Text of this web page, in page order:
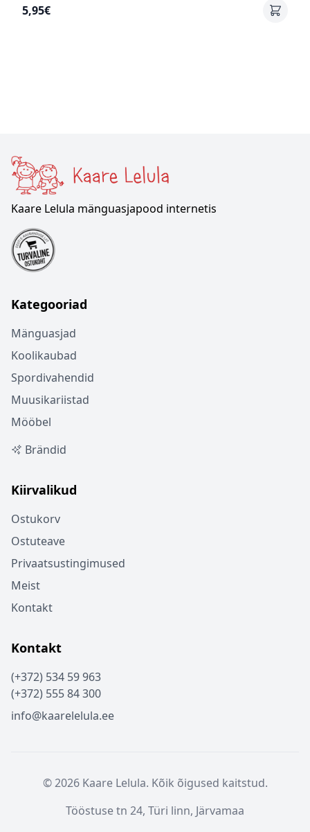
5,95€
Kaare Lelula mänguasjapood internetis
Kategooriad
Mänguasjad
Koolikaubad
Spordivahendid
Muusikariistad
Mööbel
Brändid
Kiirvalikud
Ostukorv
Ostuteave
Privaatsustingimused
Meist
Kontakt
Kontakt
(+372) 534 59 963
(+372) 555 84 300
info@kaarelelula.ee
© 2026 Kaare Lelula. Kõik õigused kaitstud.
Tööstuse tn 24, Türi linn, Järvamaa